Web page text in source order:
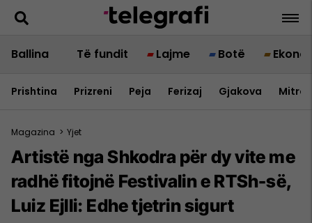
Ballina Të fundit Lajme Botë
Prishtina Prizreni Peja Ferizaj Gjakova
Magazina > Yjet
Artistë nga Shkodra për dy vite me
radhë fitojnë Festivalin e RTSh-së,
Luiz Ejlli: Edhe tjetrin sigurt